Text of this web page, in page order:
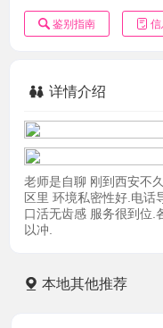
鉴别指南
详情介绍
老师是自聊 刚到西安不
区里 环境私密性好.电话
口活无齿感 服务很到位.
以冲.
本地其他推荐